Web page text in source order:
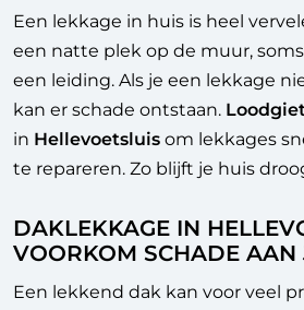
Een lekkage in huis is heel
een natte plek op de muur,
een leiding. Als je een lekkage
kan er schade ontstaan.
in Hellevoetsluis om lekkages
te repareren. Zo blijft je huis
DAKLEKKAGE IN
VOORKOM SCHADE AAN
Een lekkend dak kan voor veel